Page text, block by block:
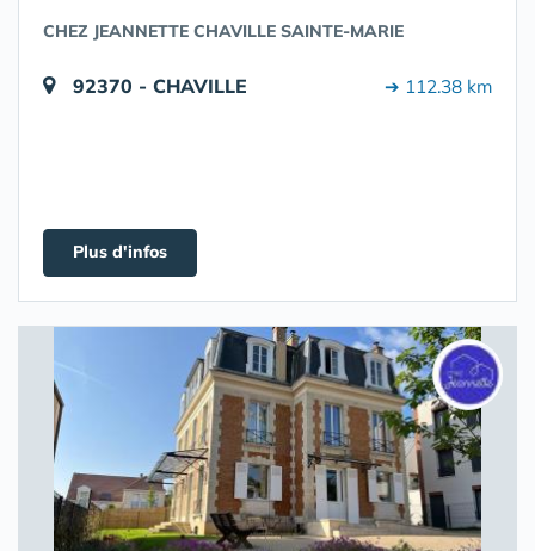
CHEZ JEANNETTE CHAVILLE SAINTE-MARIE
92370 - CHAVILLE ➔ 112.38 km
Plus d'infos